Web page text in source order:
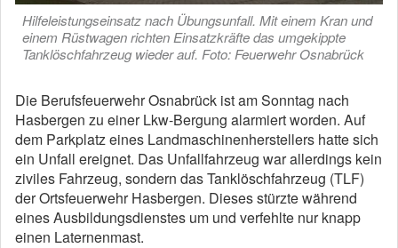
Hilfeleistungseinsatz nach Übungsunfall. Mit einem Kran und
einem Rüstwagen richten Einsatzkräfte das umgekippte
Tanklöschfahrzeug wieder auf. Foto: Feuerwehr Osnabrück
Die Berufsfeuerwehr Osnabrück ist am Sonntag nach
Hasbergen zu einer Lkw-Bergung alarmiert worden. Auf
dem Parkplatz eines Landmaschinenherstellers hatte sich
ein Unfall ereignet. Das Unfallfahrzeug war allerdings kein
ziviles Fahrzeug, sondern das Tanklöschfahrzeug (TLF)
der Ortsfeuerwehr Hasbergen. Dieses stürzte während
eines Ausbildungsdienstes um und verfehlte nur knapp
einen Laternenmast.